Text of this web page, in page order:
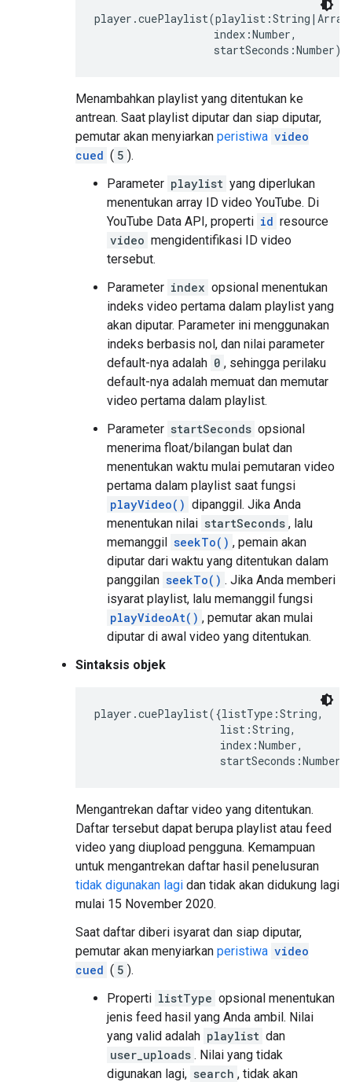
                   index:Number,
Menambahkan playlist yang ditentukan ke
antrean. Saat playlist diputar dan siap diputar,
pemutar akan menyiarkan peristiwa video
cued ( 5 ).
Parameter playlist yang diperlukan
menentukan array ID video YouTube. Di
YouTube Data API, properti id resource
video mengidentifikasi ID video
tersebut.
Parameter index opsional menentukan
indeks video pertama dalam playlist yang
akan diputar. Parameter ini menggunakan
indeks berbasis nol, dan nilai parameter
default-nya adalah 0 , sehingga perilaku
default-nya adalah memuat dan memutar
video pertama dalam playlist.
Parameter startSeconds opsional
menerima float/bilangan bulat dan
menentukan waktu mulai pemutaran video
pertama dalam playlist saat fungsi
playVideo() dipanggil. Jika Anda
menentukan nilai startSeconds , lalu
memanggil seekTo() , pemain akan
diputar dari waktu yang ditentukan dalam
panggilan seekTo() . Jika Anda memberi
isyarat playlist, lalu memanggil fungsi
playVideoAt() , pemutar akan mulai
diputar di awal video yang ditentukan.
Sintaksis objek
player.cuePlaylist({listType:String,
                    list:String,
                    index:Number,
Mengantrekan daftar video yang ditentukan.
Daftar tersebut dapat berupa playlist atau feed
video yang diupload pengguna. Kemampuan
untuk mengantrekan daftar hasil penelusuran
tidak digunakan lagi dan tidak akan didukung lagi
mulai 15 November 2020.
Saat daftar diberi isyarat dan siap diputar,
pemutar akan menyiarkan peristiwa video
cued ( 5 ).
Properti listType opsional menentukan
jenis feed hasil yang Anda ambil. Nilai
yang valid adalah playlist dan
user_uploads . Nilai yang tidak
digunakan lagi, search , tidak akan